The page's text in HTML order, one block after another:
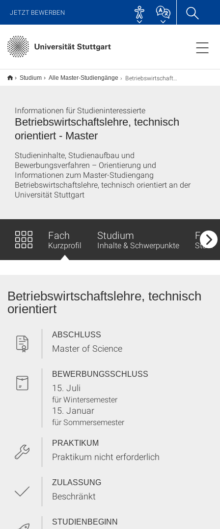
JETZT BEWERBEN
Studium Alle Master-Studiengänge Betriebswirtschaftslehre, technisch orientiert M.Sc.
Betriebswirtschaftslehre, technisch
orientiert - Master
Informationen für Studieninteressierte
Studieninhalte, Studienaufbau und
Bewerbungsverfahren – Orientierung und
Informationen zum Master-Studiengang
Betriebswirtschaftslehre, technisch orientiert an der
Universität Stuttgart
Fach
Kurzprofil
Studium
Inhalte & Schwerpunkte
Betriebswirtschaftslehre, technisch
orientiert
ABSCHLUSS
Master of Science
BEWERBUNGSSCHLUSS
15. Juli
für Wintersemester
15. Januar
für Sommersemester
PRAKTIKUM
Praktikum nicht erforderlich
ZULASSUNG
Beschränkt
STUDIENBEGINN